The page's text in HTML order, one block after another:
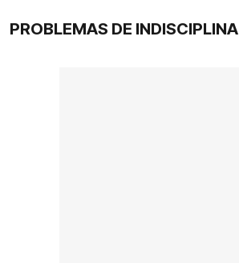
PROBLEMAS DE INDISCIPLINA